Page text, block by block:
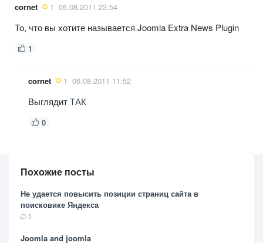
cornet 1 05.08.2011 23:54
То, что вы хотите называется Joomla Extra News Plugin
1
cornet 1 06.08.2011 11:52
ВыглядитТАК
0
Похожие посты
Не удается повысить позиции страниц сайта в
поисковике Яндекса
5
Joomla and joomla